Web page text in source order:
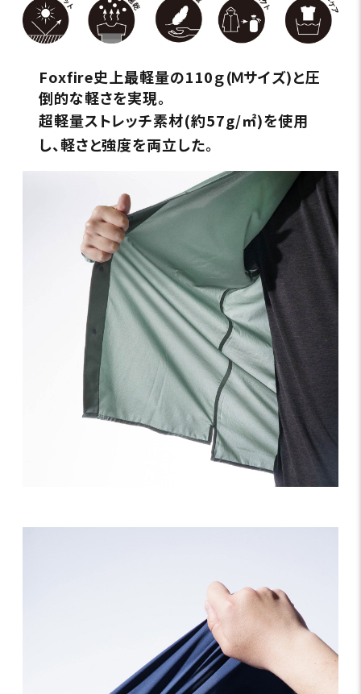
Foxfire史上最軽量の110ｇ(Ｍサイズ)と圧
倒的な軽さを実現。
超軽量ストレッチ素材(約57g/㎡)を使用
し、軽さと強度を両立した。